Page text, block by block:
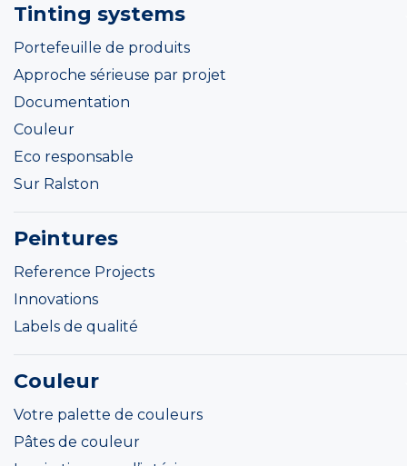
Tinting systems
Portefeuille de produits
Approche sérieuse par projet
Documentation
Couleur
Eco responsable
Sur Ralston
Peintures
Reference Projects
Innovations
Labels de qualité
Couleur
Votre palette de couleurs
Pâtes de couleur